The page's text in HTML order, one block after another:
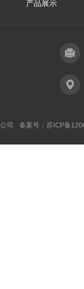
产品展示
司 备案号： 苏ICP备